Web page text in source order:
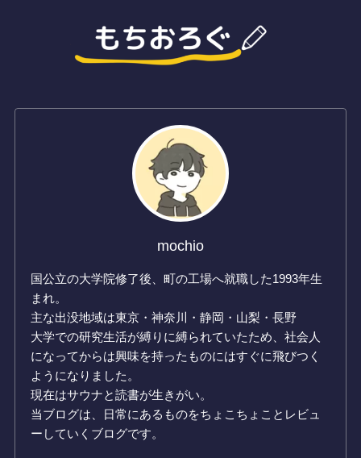
mochio
国公立の大学院修了後、町の工場へ就職した1993年生
まれ。
主な出没地域は東京・神奈川・静岡・山梨・長野
大学での研究生活が縛りに縛られていたため、社会人
になってからは興味を持ったものにはすぐに飛びつく
ようになりました。
現在はサウナと読書が生きがい。
当ブログは、日常にあるものをちょこちょことレビュ
ーしていくブログです。